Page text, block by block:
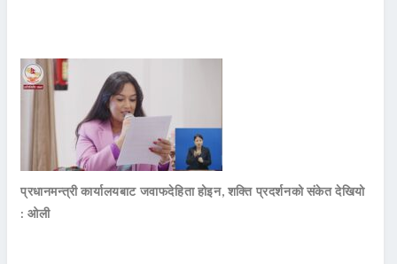
प्रधानमन्त्री कार्यालयबाट जवाफदेहिता होइन, शक्ति प्रदर्शनको संकेत देखियो
: ओली